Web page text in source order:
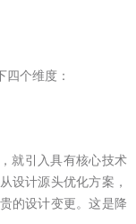
个维度：
就引入具有核心技术
设计源头优化方案，
的设计变更。这是降